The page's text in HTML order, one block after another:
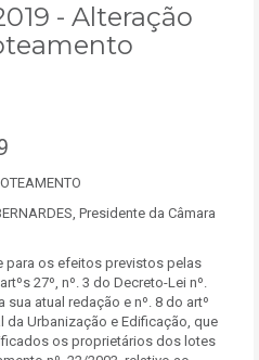
- Alteração
Presidente da Câmara
para os efeitos previstos pelas
27º, nº. 3 do Decreto-Lei nº.
atual redação e nº. 8 do artº
da Urbanização e Edificação, que
os proprietários dos lotes